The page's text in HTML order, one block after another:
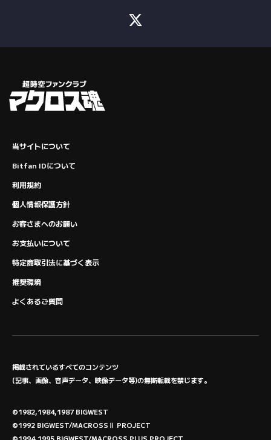
当サイトについて
Bitfan IDについて
利用規約
個人情報保護方針
お客さまへのお願い
お支払いについて
特定商取引法に基づく表示
推奨環境
よくあるご質問
掲載されているすべてのコンテンツ
(記事、画像、音声データ、映像データ等)の無断転載を禁じます。
©1982,1984,1987 BIGWEST
©1992 BIGWEST/MACROSSⅡ PROJECT